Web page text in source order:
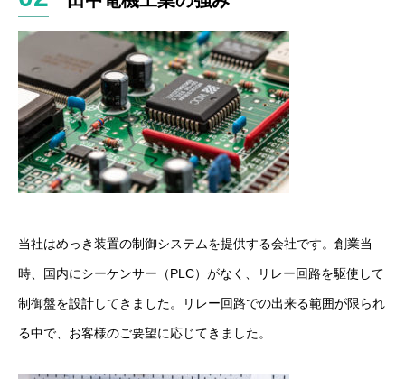
当社はめっき装置の制御システムを提供する会社です。創業当
時、国内にシーケンサー（PLC）がなく、リレー回路を駆使して
制御盤を設計してきました。リレー回路での出来る範囲が限られ
る中で、お客様のご要望に応じてきました。